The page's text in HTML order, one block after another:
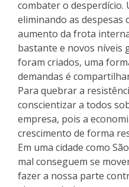
combater o desperdício.
eliminando as despesas
aumento da frota
bastante e novos níveis
foram criados, uma
demandas é
Para quebrar a
conscientizar a todos
empresa, pois a
crescimento de forma
Em uma cidade como
mal conseguem se
fazer a nossa parte